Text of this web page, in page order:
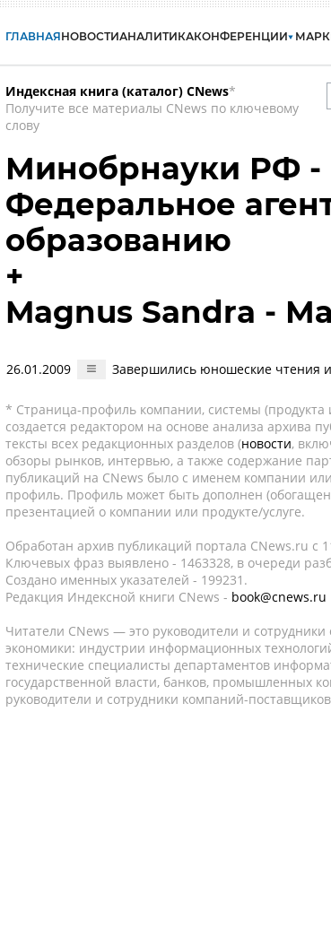
ГЛАВНАЯНОВОСТИАНАЛИТИКАКОНФЕРЕНЦИИ
Индексная книга (каталог) CNews*
Получите все материалы CNews по ключевому
слову
Минобрнауки РФ -
Федеральное
образованию
+
Magnus Sandra -
26.01.2009 Завершились юношеские чтения
* Страница-профиль компании, системы (продукта
создается редактором на основе анализа архива
тексты всех редакционных разделов (новости,
обзоры рынков, интервью, а также содержание
публикаций на CNews было с именем компании
профиль. Профиль может быть дополнен
презентацией о компании или продукте/услуге.
Обработан архив публикаций портала CNews.ru c
Ключевых фраз выявлено - 1463328, в очереди
Создано именных указателей - 199231.
Редакция Индексной книги CNews - book@cnews.ru
Читатели CNews — это руководители и
экономики: индустрии информационных
технические специалисты департаментов
государственной власти, банков, промышленных
руководители и сотрудники компаний-